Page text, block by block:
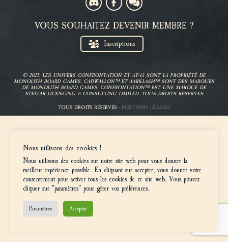
VOUS SOUHAITEZ DEVENIR MEMBRE ?
Inscriptions
© 2025, LES UNIVERS CONFRONTATION ET AT-43 SONT LA PROPRIÉTÉ DE
MONOLITH BOARD GAMES. CADWALLON™ ET AARKLASH™ SONT DES MARQUES
DE MONOLITH BOARD GAMES. CONFRONTATION™ EST UNE MARQUE DE
STELLAR LICENCING & CONSULTING LIMITED. TOUS DROITS RÉSERVÉS
TOUS DROITS RÉSERVÉS - MENTIONS LÉGALES
Nous utilisons des cookies !
Nous utilisons des cookies sur notre site web pour vous donner la
meilleur expérience possible. En cliquant sur accepter, vous donner votre
consentement pour activer tous les cookies de ce site web. Vous pouvez
cliquer sur "paramètres" pour gérer vos préférences.
Paramètres Accepter